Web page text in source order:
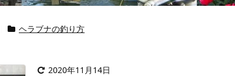
ヘラブナの釣り方
2020年11月14日